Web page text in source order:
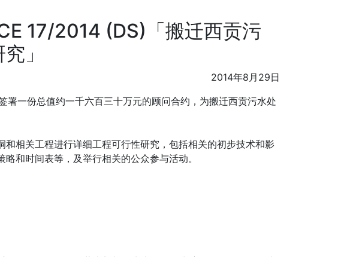
17/2014 (DS)「搬迁西贡污
」
2014年8月29日
一份总值约一千六百三十万元的顾问合约，为搬迁西贡污水处
相关工程进行详细工程可行性研究，包括相关的初步技术和影
和时间表等，及举行相关的公众参与活动。